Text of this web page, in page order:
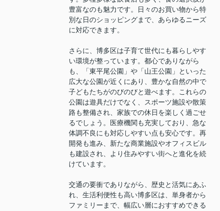
豊富なのも魅力です。日々のお買い物から特
別な日のショッピングまで、あらゆるニーズ
に対応できます。
さらに、博多区は子育て世代にも暮らしやす
い環境が整っています。都心でありながら
も、「東平尾公園」や「山王公園」といった
広大な公園が近くにあり、豊かな自然の中で
子どもたちがのびのびと遊べます。これらの
公園は遊具だけでなく、スポーツ施設や散策
路も整備され、家族での休日を楽しく過ごせ
るでしょう。医療機関も充実しており、急な
体調不良にも対応しやすい点も安心です。再
開発も進み、新たな商業施設やオフィスビル
も建設され、より住みやすい街へと進化を続
けています。
交通の要衝でありながら、歴史と活気にあふ
れ、生活利便性も高い博多区は、単身者から
ファミリーまで、幅広い層におすすめできる